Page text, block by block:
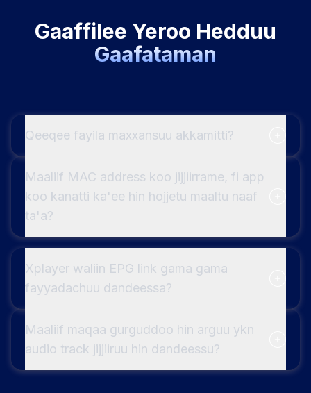
Gaaffilee Yeroo Hedduu
Gaafataman
Qeeqee fayila maxxansuu akkamitti?
Maaliif MAC address koo jijjiirrame, fi app
koo kanatti ka'ee hin hojjetu maaltu naaf
ta'a?
Xplayer waliin EPG link gama gama
fayyadachuu dandeessa?
Maaliif maqaa gurguddoo hin arguu ykn
audio track jijjiiruu hin dandeessu?